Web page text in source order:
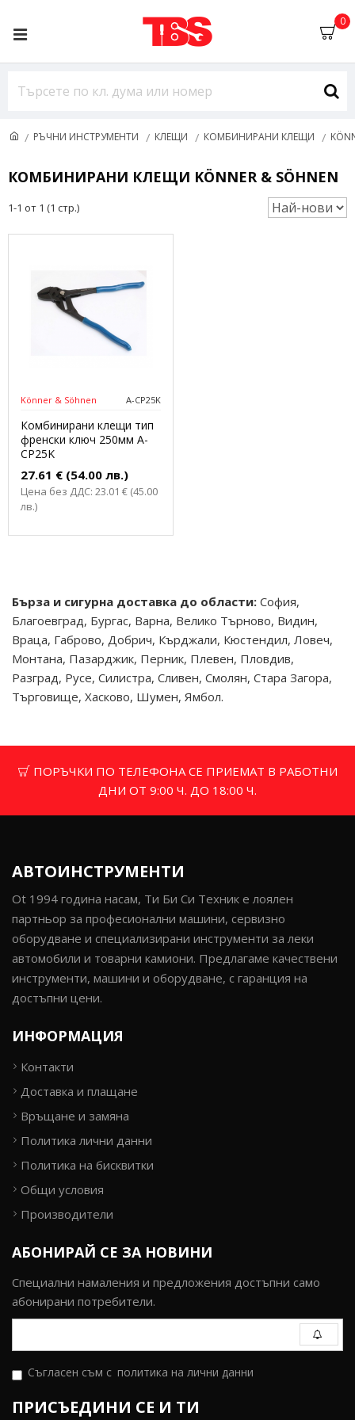
0
РЪЧНИ ИНСТРУМЕНТИ КЛЕЩИ КОМБИНИРАНИ КЛЕЩИ
КОМБИНИРАНИ КЛЕЩИ KÖNNER & SÖHNEN
Бърза и сигурна доставка до области: София,
Благоевград, Бургас, Варна, Велико Търново, Видин,
Враца, Габрово, Добрич, Кърджали, Кюстендил, Ловеч,
Монтана, Пазарджик, Перник, Плевен, Пловдив,
Разград, Русе, Силистра, Сливен, Смолян, Стара Загора,
Търговище, Хасково, Шумен, Ямбол.
1-1 от 1 (1 стр.)
Könner & Söhnen A-CP25K
Комбинирани клещи тип
френски ключ 250мм A-
CP25K
27.61 € (54.00 лв.)
Цена без ДДС: 23.01 € (45.00
лв.)
ПОРЪЧКИ ПО ТЕЛЕФОНА СЕ ПРИЕМАТ В РАБОТНИ
ДНИ ОТ 9:00 Ч. ДО 18:00 Ч.
АВТОИНСТРУМЕНТИ
Ot 1994 година насам, Ти Би Си Техник е лоялен
партньор за професионални машини, сервизно
оборудване и специализирани инструменти за леки
автомобили и товарни камиони. Предлагаме качествени
инструменти, машини и оборудване, с гаранция на
достъпни цени.
ИНФОРМАЦИЯ
Контакти
Доставка и плащане
Връщане и замяна
Политика лични данни
Политика на бисквитки
Общи условия
Производители
АБОНИРАЙ СЕ ЗА НОВИНИ
Специални намаления и предложения достъпни само
абонирани потребители.
Съгласен съм с политика на лични данни
ПРИСЪЕДИНИ СЕ И ТИ